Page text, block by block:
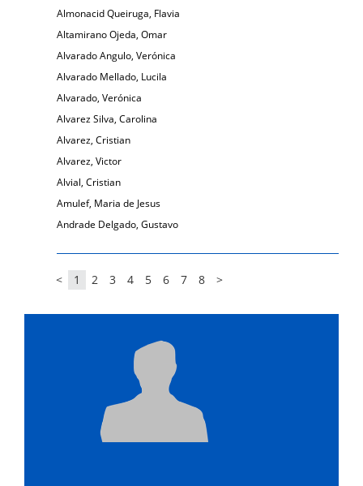
Almonacid Queiruga, Flavia
Altamirano Ojeda, Omar
Alvarado Angulo, Verónica
Alvarado Mellado, Lucila
Alvarado, Verónica
Alvarez Silva, Carolina
Alvarez, Cristian
Alvarez, Victor
Alvial, Cristian
Amulef, Maria de Jesus
Andrade Delgado, Gustavo
< 1 2 3 4 5 6 7 8 >